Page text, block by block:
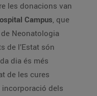
les donacions van
Campus, que
són
dia és més